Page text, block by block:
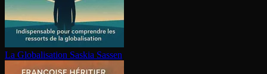
La Glo­ba­li­sa­tion Saskia Sassen